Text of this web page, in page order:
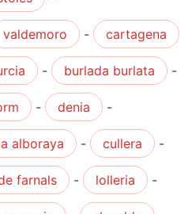
valdemoro - cartagena
- burlada burlata -
- denia -
alboraya - cullera -
farnals - lolleria -